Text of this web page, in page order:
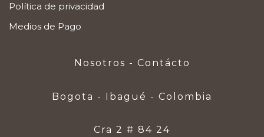
Política de privacidad
Medios de Pago
Nosotros - Contácto
Bogota - Ibagué - Colombia
Cra 2 # 84 24